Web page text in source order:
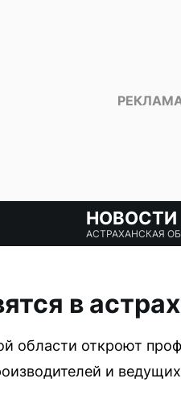
НОВОСТИ
АСТРАХАНСКАЯ
в
области откроют
и